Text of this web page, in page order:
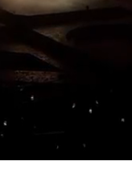
Loaded
100.00%